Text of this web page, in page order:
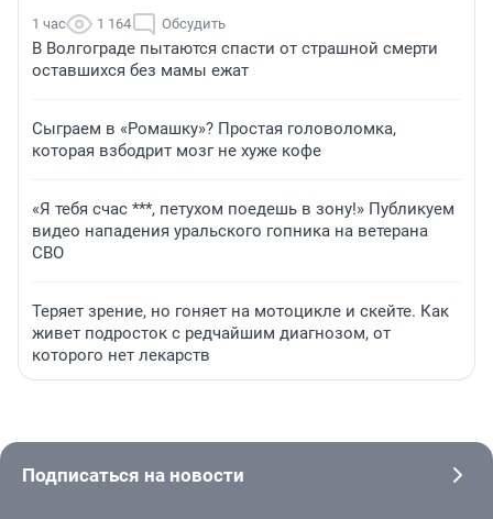
1 час 1 164 Обсудить
В Волгограде пытаются спасти от страшной смерти
оставшихся без мамы ежат
Сыграем в «Ромашку»? Простая головоломка,
которая взбодрит мозг не хуже кофе
«Я тебя счас ***, петухом поедешь в зону!» Публикуем
видео нападения уральского гопника на ветерана
СВО
Теряет зрение, но гоняет на мотоцикле и скейте. Как
живет подросток с редчайшим диагнозом, от
которого нет лекарств
Подписаться на новости